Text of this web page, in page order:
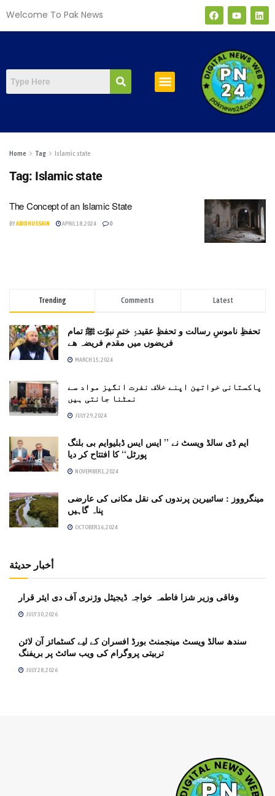
Welcome To Pak News
Home Tag Islamic state
Tag: Islamic state
The Concept of an Islamic State
BYABID HUSSAIN APRIL 18, 2024 0
Trending Comments Latest
تحفظِ ناموسِ رسالت و تحفظِ عقیدۂِ ختمِ نبوّت ﷺ تمام
فریضوں میں مقدم فریضہ ھے
MARCH 15, 2024
پاکستانی خواتین اپنے خلاف نفرت انگیز مواد سے
نمٹنا جانتی ہیں
JULY 29, 2024
ایم ڈی سالڈ ویسٹ نے ’’ ایس ایس ڈبلیوایم بی بلنگ
پورٹل‘‘ کا افتتاح کر دیا
NOVEMBER 1, 2024
مینگرووز : سائبیرین پرندوں کی نقل مکانی کی عارضی
پناہ گاہیں
OCTOBER 16, 2024
أخبار حديثة
وفاقی وزیر شزا فاطمہ خواجہ ڈیجیٹل وژنری آف دی ایئر قرار
JULY 30, 2026
سندھ سالڈ ویسٹ مینجمنٹ بورڈ افسران کے لیے کسٹمائز آن لائن
تربیتی پروگرام کی ویب سائٹ پر بریفنگ
JULY 28, 2026